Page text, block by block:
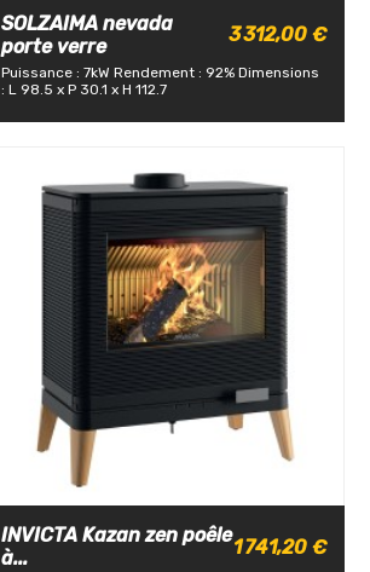
SOLZAIMA nevada
porte verre
3 312,00 €
Puissance : 7kW Rendement : 92% Dimensions
: L 98.5 x P 30.1 x H 112.7
INVICTA Kazan zen poêle
à...
1 741,20 €